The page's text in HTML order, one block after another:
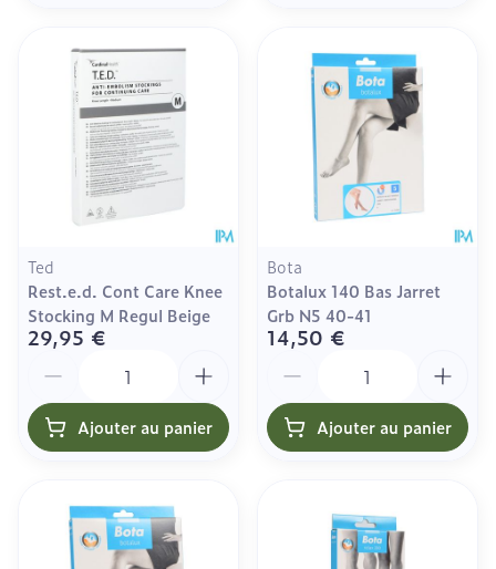
Ted
Rest.e.d. Cont Care Knee
Stocking M Regul Beige
29,95 €
Ajouter au panier
Bota
Botalux 140 Bas Jarret
Grb N5 40-41
14,50 €
Ajouter au panier